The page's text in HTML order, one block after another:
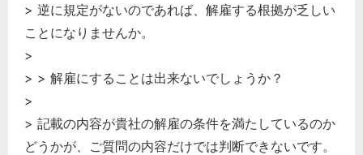
> 逆に規定がないのであれば、解雇する根拠が乏しい
ことになりませんか。
>
> > 解雇にすることは出来ないでしょうか？
>
> 記載の内容が貴社の解雇の条件を満たしているのか
どうかが、ご質問の内容だけでは判断できないです。